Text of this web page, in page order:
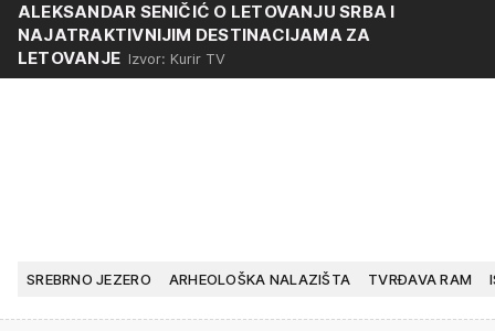
ALEKSANDAR SENIČIĆ O LETOVANJU SRBA I
NAJATRAKTIVNIJIM DESTINACIJAMA ZA
LETOVANJE Izvor: Kurir TV
SREBRNO JEZERO ARHEOLOŠKA NALAZIŠTA TVRĐAVA RAM